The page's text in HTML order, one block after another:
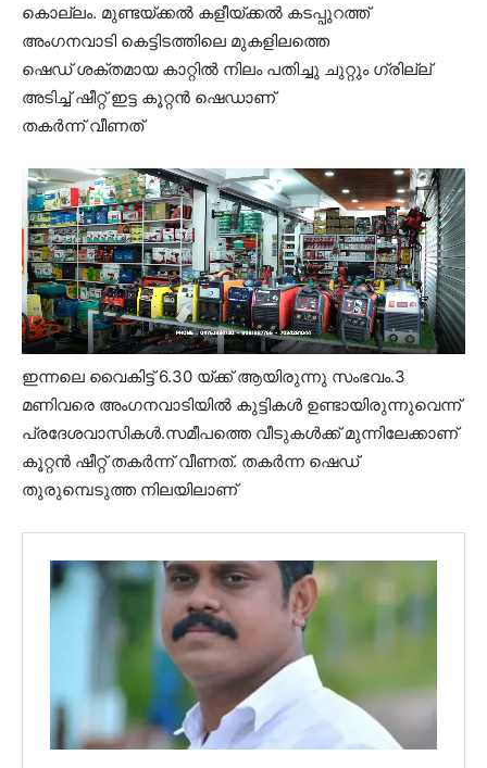
കൊല്ലം. മുണ്ടയ്ക്കൽ കളീയ്ക്കൽ കടപ്പുറത്ത്
അംഗനവാടി കെട്ടിടത്തിലെ മുകളിലത്തെ
ഷെഡ് ശക്തമായ കാറ്റിൽ നിലം പതിച്ചു ചുറ്റും ഗ്രില്ല്
അടിച്ച് ഷീറ്റ് ഇട്ട കൂറ്റൻ ഷെഡാണ്
തകർന്ന് വീണത്
ഇന്നലെ വൈകിട്ട് 6.30 യ്ക്ക് ആയിരുന്നു സംഭവം.3
മണിവരെ അംഗനവാടിയിൽ കുട്ടികൾ ഉണ്ടായിരുന്നുവെന്ന്
പ്രദേശവാസികൾ.സമീപത്തെ വീടുകൾക്ക് മുന്നിലേക്കാണ്
കൂറ്റൻ ഷീറ്റ് തകർന്ന് വീണത്. തകർന്ന ഷെഡ്
തുരുമ്പെടുത്ത നിലയിലാണ്